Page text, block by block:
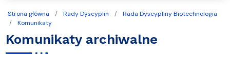
Strona główna Rady Dyscyplin
Rada Dyscypliny Biotechnologia
Komunikaty
Komunikaty archiwalne